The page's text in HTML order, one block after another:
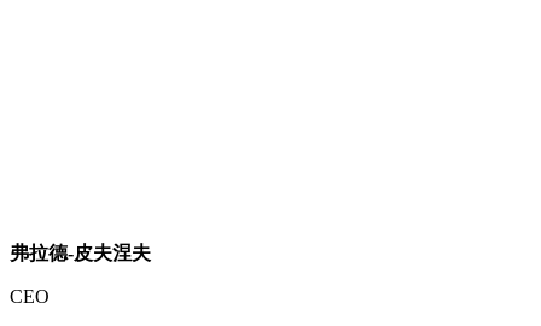
弗拉德-皮夫涅夫
CEO